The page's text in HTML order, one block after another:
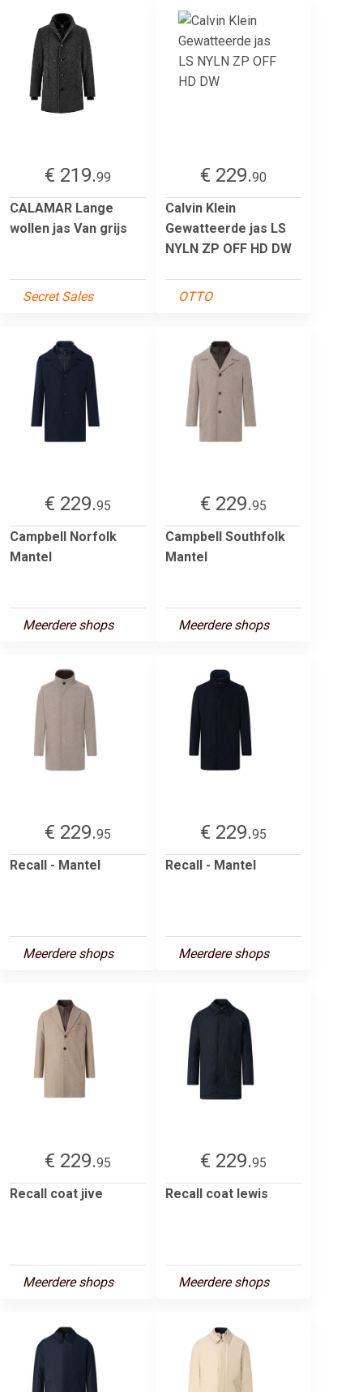
€ 219.99
CALAMAR Lange
wollen jas Van grijs
Secret Sales
€ 229.90
Calvin Klein
Gewatteerde jas LS
NYLN ZP OFF HD DW
OTTO
€ 229.95
Campbell Norfolk
Mantel
Meerdere shops
€ 229.95
Campbell Southfolk
Mantel
Meerdere shops
€ 229.95
Recall - Mantel
Meerdere shops
€ 229.95
Recall - Mantel
Meerdere shops
€ 229.95
Recall coat jive
Meerdere shops
€ 229.95
Recall coat lewis
Meerdere shops